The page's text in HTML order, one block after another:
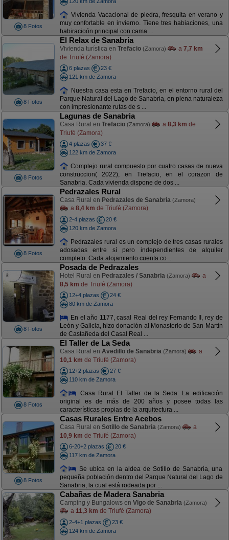
8 Fotos
Vivienda Vacacional de piedra, fresquita en verano y
muy confortable en invierno. Tiene tres habiaciones, una
habiracioón principal con cama ...
8 Fotos
El Relax de Sanabria
Vivienda turística en Trefacio (Zamora) a 7,7 km
de Triufé (Zamora)
6 plazas
23 €
121 km de Zamora
Nuestra casa esta en Trefacio, en el entorno rural del
Parque Natural del Lago de Sanabria, en plena naturaleza
con impresionante rutas de s ...
8 Fotos
Lagunas de Sanabria
Casa Rural en Trefacio (Zamora) a 8,3 km de
Triufé (Zamora)
4 plazas
37 €
122 km de Zamora
Complejo rural compuesto por cuatro casas de nueva
construccion( 2022), en Trefacio, en el corazon de
Sanabria. Cada vivienda dispone de dos ...
8 Fotos
Pedrazales Rural
Casa Rural en Pedrazales de Sanabria (Zamora)
a 8,4 km de Triufé (Zamora)
2-4 plazas
20 €
120 km de Zamora
Pedrazales rural es un complejo de tres casas rurales
adosadas entre sí pero independientes de alquiler
completo. Cada alojamiento cuenta co ...
8 Fotos
Posada de Pedrazales
Hotel Rural en Pedrazales / Sanabria (Zamora)
a
8,5 km de Triufé (Zamora)
12+4 plazas
24 €
80 km de Zamora
En el año 1177, casal Real del rey Fernando II, rey de
León y Galicia, hizo donación al Monasterio de San Martín
de Castañeda del Casal Real ...
8 Fotos
El Taller de La Seda
Casa Rural en Avedillo de Sanabria (Zamora)
a
10,1 km de Triufé (Zamora)
12+2 plazas
27 €
110 km de Zamora
Casa Rural El Taller de la Seda: La edificación
original es de más de 200 años y posee todas las
características propias de la arquitectura ...
8 Fotos
Casas Rurales Entre Acebos
Casa Rural en Sotillo de Sanabria (Zamora)
a
10,9 km de Triufé (Zamora)
6-20+2 plazas
20 €
117 km de Zamora
Se ubica en la aldea de Sotillo de Sanabria, una
pequeña población dentro del Parque Natural del Lago de
Sanabria, la cual está rodeada por ...
Cabañas de Madera Sanabria
Camping y Bungalows en Vigo de Sanabria (Zamora)
a 11,3 km de Triufé (Zamora)
2-4+1 plazas
23 €
124 km de Zamora